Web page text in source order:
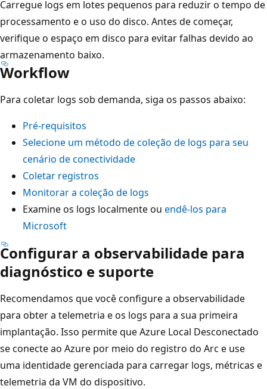
Carregue logs em lotes pequenos para reduzir o tempo de
processamento e o uso do disco. Antes de começar,
verifique o espaço em disco para evitar falhas devido ao
armazenamento baixo.
Workflow
Para coletar logs sob demanda, siga os passos abaixo:
Pré-requisitos
Selecione um método de coleção de logs para seu
cenário de conectividade
Coletar registros
Monitorar a coleção de logs
Examine os logs localmente ou endê-los para
Microsoft
Configurar a observabilidade para
diagnóstico e suporte
Recomendamos que você configure a observabilidade
para obter a telemetria e os logs para a sua primeira
implantação. Isso permite que Azure Local Desconectado
se conecte ao Azure por meio do registro do Arc e use
uma identidade gerenciada para carregar logs, métricas e
telemetria da VM do dispositivo.